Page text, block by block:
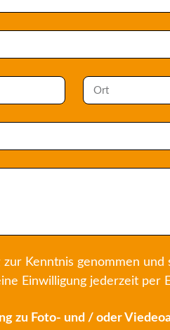
zur Kenntnis genommen
Einwilligung jederzeit per
zu Foto- und / oder